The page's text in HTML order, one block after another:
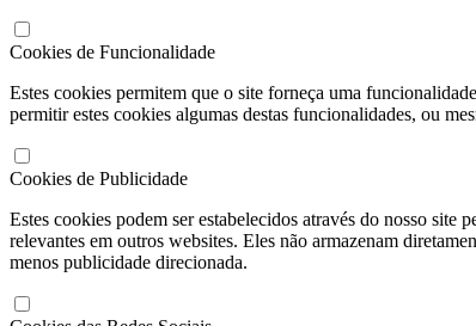
Cookies de Funcionalidade
Estes cookies permitem que o site forneça uma
permitir estes cookies algumas destas funcionalidades, ou
Cookies de Publicidade
Estes cookies podem ser estabelecidos através do nosso site
relevantes em outros websites. Eles não armazenam
menos publicidade direcionada.